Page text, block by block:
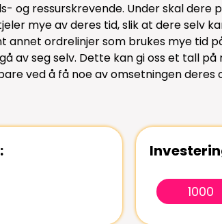
og ressurskrevende. Under skal dere
mye av deres tid, slik at dere selv
annet ordrelinjer som brukes mye tid
av seg selv. Dette kan gi oss et tall på
ved å få noe av omsetningen deres